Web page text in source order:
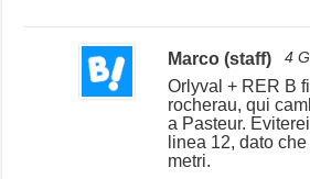
Marco (staff) 4
Orlyval + RER B
rocherau, qui
a Pasteur.
linea 12, dato
metri.